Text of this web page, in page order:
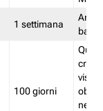
1 settimana
100 giorni
nel